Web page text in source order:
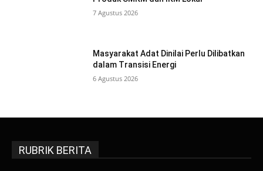
7 Agustus 2026
Masyarakat Adat Dinilai Perlu Dilibatkan
dalam Transisi Energi
6 Agustus 2026
RUBRIK BERITA